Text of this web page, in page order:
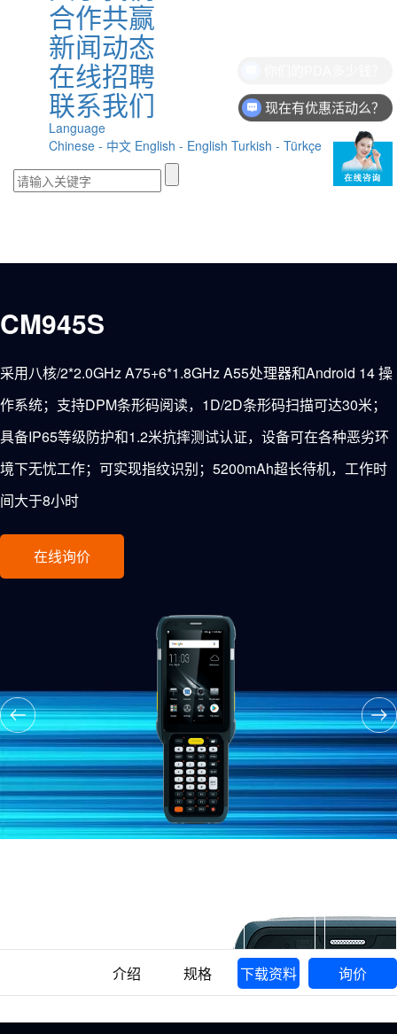
合作共赢
新闻动态
在线招聘
联系我们
Language
Chinese - 中文 English - English Turkish - Türkçe
CM945S
采用八核/2*2.0GHz A75+6*1.8GHz A55处理器和Android 14 操
作系统；支持DPM条形码阅读，1D/2D条形码扫描可达30米；
具备IP65等级防护和1.2米抗摔测试认证，设备可在各种恶劣环
境下无忧工作；可实现指纹识别；5200mAh超长待机，工作时
间大于8小时
在线询价
介绍 规格 下载资料 询价
现在有优惠活动么？